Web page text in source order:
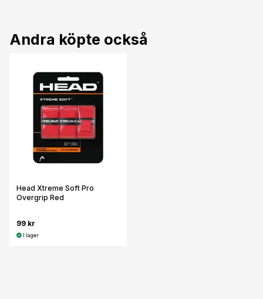
Andra köpte också
Head Xtreme Soft Pro
Overgrip Red
99 kr
I lager